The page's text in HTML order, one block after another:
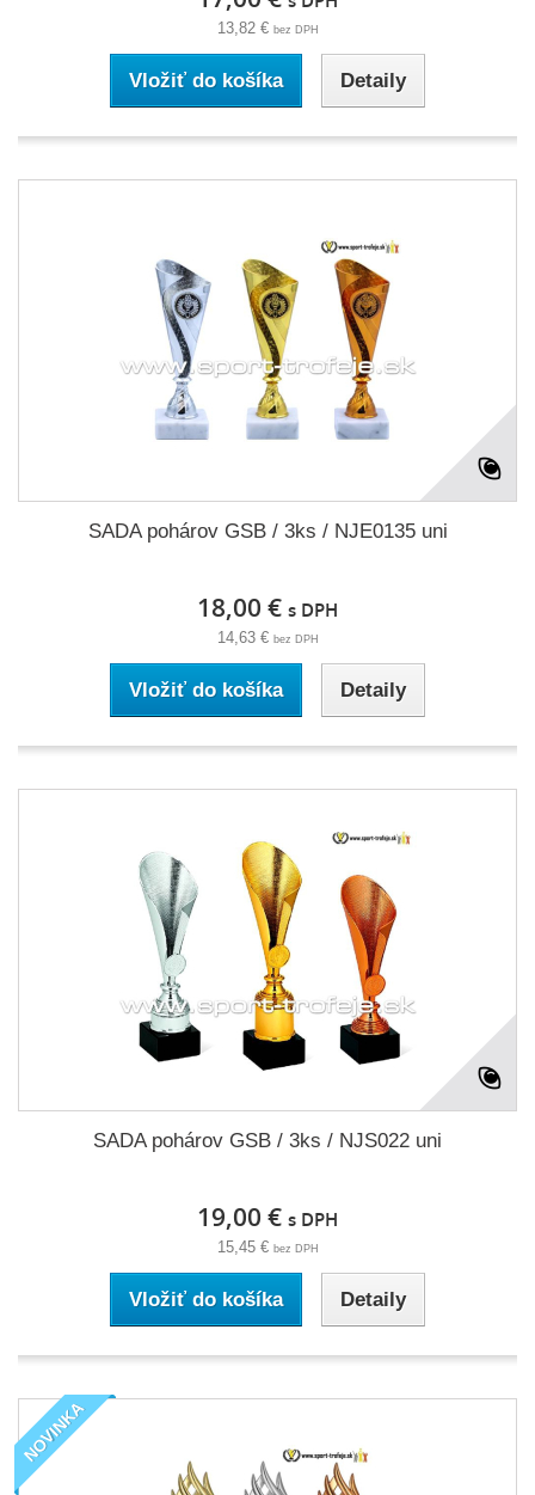
13,82 € bez DPH
Vložiť do košíka Detaily
SADA pohárov GSB / 3ks / NJE0135 uni
18,00 € s DPH
14,63 € bez DPH
Vložiť do košíka Detaily
SADA pohárov GSB / 3ks / NJS022 uni
19,00 € s DPH
15,45 € bez DPH
Vložiť do košíka Detaily
NOVINKA